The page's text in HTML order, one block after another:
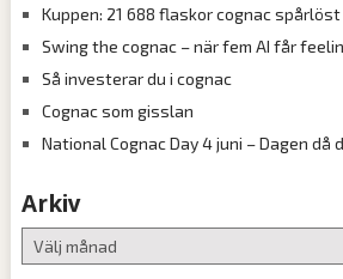
Kuppen: 21 688 flaskor cognac
Swing the cognac – när fem AI får
Så investerar du i cognac
Cognac som gisslan
National Cognac Day 4 juni – Dagen då
Arkiv
Arkiv